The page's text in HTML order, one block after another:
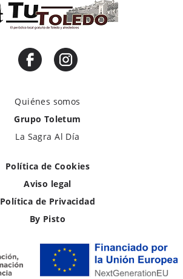
Quiénes somos
Grupo Toletum
La Sagra Al Día
Política de Cookies
Aviso legal
Política de Privacidad
By Pisto